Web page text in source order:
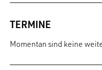
TERMINE
Momentan sind keine